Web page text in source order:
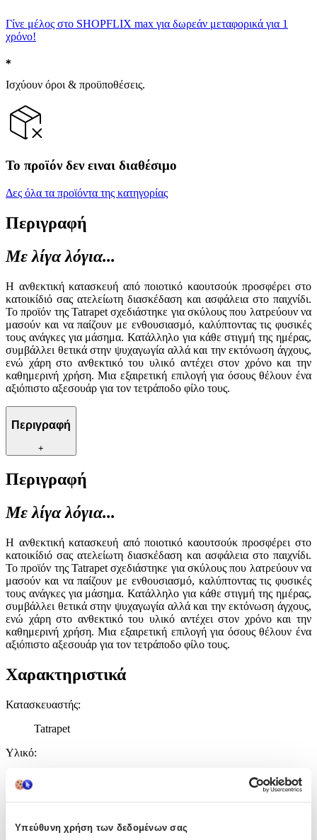
Υπεύθυνη χρήση των δεδομένων σας
Γίνε μέλος στο SHOPFLIX max για δωρεάν μεταφορικά για 1
χρόνο!
Ισχύουν όροι & προϋποθέσεις.
Το προϊόν δεν ειναι διαθέσιμο
Δες όλα τα προϊόντα της κατηγορίας
Περιγραφή
Με λίγα λόγια...
Η ανθεκτική κατασκευή από ποιοτικό καουτσούκ προσφέρει στο
κατοικίδιό σας ατελείωτη διασκέδαση και ασφάλεια στο παιχνίδι.
Το προϊόν της Tatrapet σχεδιάστηκε για σκύλους που λατρεύουν να
μασούν και να παίζουν με ενθουσιασμό, καλύπτοντας τις φυσικές
τους ανάγκες για μάσημα. Κατάλληλο για κάθε στιγμή της ημέρας,
συμβάλλει θετικά στην ψυχαγωγία αλλά και την εκτόνωση άγχους,
ενώ χάρη στο ανθεκτικό του υλικό αντέχει στον χρόνο και την
καθημερινή χρήση. Μια εξαιρετική επιλογή για όσους θέλουν ένα
αξιόπιστο αξεσουάρ για τον τετράποδο φίλο τους.
Περιγραφή
+
Περιγραφή
Με λίγα λόγια...
Η ανθεκτική κατασκευή από ποιοτικό καουτσούκ προσφέρει στο
κατοικίδιό σας ατελείωτη διασκέδαση και ασφάλεια στο παιχνίδι.
Το προϊόν της Tatrapet σχεδιάστηκε για σκύλους που λατρεύουν να
μασούν και να παίζουν με ενθουσιασμό, καλύπτοντας τις φυσικές
τους ανάγκες για μάσημα. Κατάλληλο για κάθε στιγμή της ημέρας,
συμβάλλει θετικά στην ψυχαγωγία αλλά και την εκτόνωση άγχους,
ενώ χάρη στο ανθεκτικό του υλικό αντέχει στον χρόνο και την
καθημερινή χρήση. Μια εξαιρετική επιλογή για όσους θέλουν ένα
αξιόπιστο αξεσουάρ για τον τετράποδο φίλο τους.
Χαρακτηριστικά
Κατασκευαστής:
Tatrapet
Υλικό: